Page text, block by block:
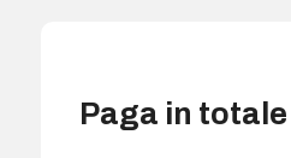
Paga in